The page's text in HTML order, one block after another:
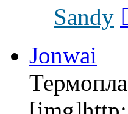
Sandy
Jonwai